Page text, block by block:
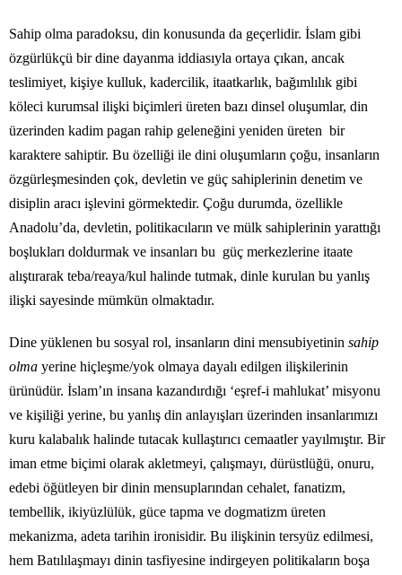
Sahip olma paradoksu, din konusunda da geçerlidir. İslam gibi
özgürlükçü bir dine dayanma iddiasıyla ortaya çıkan, ancak
teslimiyet, kişiye kulluk, kadercilik, itaatkarlık, bağımlılık gibi
köleci kurumsal ilişki biçimleri üreten bazı dinsel oluşumlar, din
üzerinden kadim pagan rahip geleneğini yeniden üreten bir
karaktere sahiptir. Bu özelliği ile dini oluşumların çoğu, insanların
özgürleşmesinden çok, devletin ve güç sahiplerinin denetim ve
disiplin aracı işlevini görmektedir. Çoğu durumda, özellikle
Anadolu’da, devletin, politikacıların ve mülk sahiplerinin yarattığı
boşlukları doldurmak ve insanları bu güç merkezlerine itaate
alıştırarak teba/reaya/kul halinde tutmak, dinle kurulan bu yanlış
ilişki sayesinde mümkün olmaktadır.
Dine yüklenen bu sosyal rol, insanların dini mensubiyetinin sahip
olma yerine hiçleşme/yok olmaya dayalı edilgen ilişkilerinin
ürünüdür. İslam’ın insana kazandırdığı ‘eşref-i mahlukat’ misyonu
ve kişiliği yerine, bu yanlış din anlayışları üzerinden insanlarımızı
kuru kalabalık halinde tutacak kullaştırıcı cemaatler yayılmıştır. Bir
iman etme biçimi olarak akletmeyi, çalışmayı, dürüstlüğü, onuru,
edebi öğütleyen bir dinin mensuplarından cehalet, fanatizm,
tembellik, ikiyüzlülük, güce tapma ve dogmatizm üreten
mekanizma, adeta tarihin ironisidir. Bu ilişkinin tersyüz edilmesi,
hem Batılılaşmayı dinin tasfiyesine indirgeyen politikaların boşa